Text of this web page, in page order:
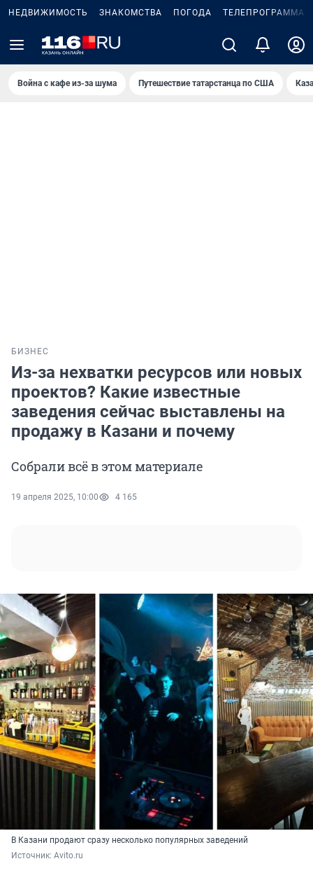
НЕДВИЖИМОСТЬ ЗНАКОМСТВА ПОГОДА ТЕЛЕПРОГРАММА
Война с кафе из-за шума Путешествие татарстанца по США
БИЗНЕС
Из-за нехватки ресурсов или новых
проектов? Какие известные
заведения сейчас выставлены на
продажу в Казани и почему
Собрали всё в этом материале
19 апреля 2025, 10:00 4 165
В Казани продают сразу несколько популярных заведений
Источник: Avito.ru